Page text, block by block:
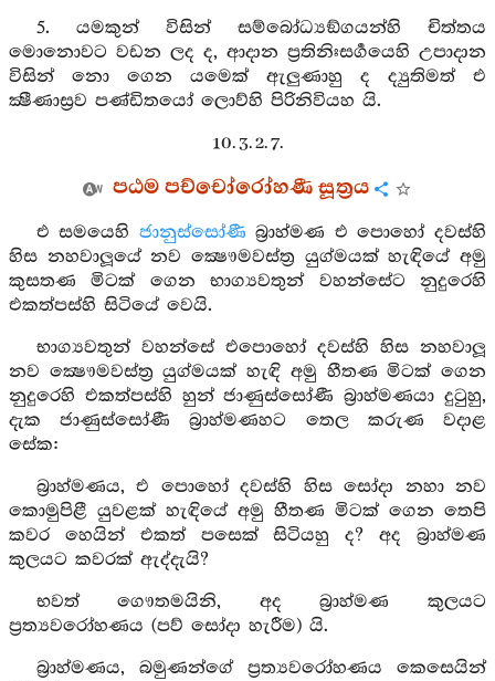
5. යමකුන් විසින් සම්බෝධ්‍යඞ්ගයන්හි චිත්තය
මොනොවට වඩන ලද ද, ආදාන ප්‍රතිනිඃසර්‍ගයෙහි උපාදාන
විසින් නො ගෙන යමෙක් ඇලුණාහු ද ද්‍යුතිමත් එ
ක්‍ෂීණාස්‍රව පණ්ඩිතයෝ ලොව්හි පිරිනිවියහ යි.
10. 3. 2. 7.
පඨම පච්චෝරෝහණී සූත්‍රය
එ සමයෙහි ජානුස්සෝණී බ්‍රාහ්මණ එ පොහෝ දවස්හි
හිස නහවාලූයේ නව ක්‍ෂෞමවස්ත්‍ර යුග්මයක් හැඳියේ අමු
කුසතණ මිටක් ගෙන භාග්‍යවතුන් වහන්සේට නුදුරෙහි
එකත්පස්හි සිටියේ වෙයි.
භාග්‍යවතුන් වහන්සේ එපොහෝ දවස්හි හිස නහවාලූ
නව ක්‍ෂෞමවස්ත්‍ර යුග්මයක් හැඳි අමු හීතණ මිටක් ගෙන
නුදුරෙහි එකත්පස්හි හුන් ජාණුස්සෝණී බ්‍රාහ්මණයා දුටුහු,
දැක ජාණුස්සෝණී බ්‍රාහ්මණහට තෙල කරුණ වදාළ
සේක:
බ්‍රාහ්මණය, එ පොහෝ දවස්හි හිස සෝදා නහා නව
කොමුපිළී යුවළක් හැඳියේ අමු හීතණ මිටක් ගෙන තෙපි
කවර හෙයින් එකත් පසෙක් සිටියහු ද? අද බ්‍රාහ්මණ
කුලයට කවරක් ඇද්දැයි?
භවත් ගෞතමයිනි, අද බ්‍රාහ්මණ කුලයට
ප්‍රත්‍යවරෝහණය (පව් සෝදා හැරීම) යි.
බ්‍රාහ්මණය, බමුණන්ගේ ප්‍රත්‍යවරෝහණය කෙසෙයින්